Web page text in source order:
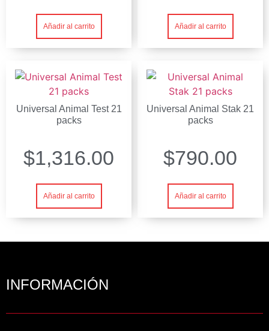
Añadir al carrito Añadir al carrito
Universal Animal Test 21
packs
$1,316.00
Añadir al carrito
Universal Animal Stak 21
packs
$790.00
Añadir al carrito
INFORMACIÓN